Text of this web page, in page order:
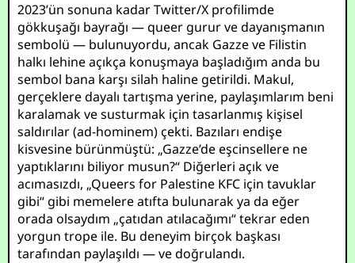
2023’ün sonuna kadar Twitter/X profilimde
gökkuşağı bayrağı — queer gurur ve dayanışmanın
sembolü — bulunuyordu, ancak Gazze ve Filistin
halkı lehine açıkça konuşmaya başladığım anda bu
sembol bana karşı silah haline getirildi. Makul,
gerçeklere dayalı tartışma yerine, paylaşımlarım beni
karalamak ve susturmak için tasarlanmış kişisel
saldırılar (ad-hominem) çekti. Bazıları endişe
kisvesine bürünmüştü: „Gazze’de eşcinsellere ne
yaptıklarını biliyor musun?“ Diğerleri açık ve
acımasızdı, „Queers for Palestine KFC için tavuklar
gibi“ gibi memelere atıfta bulunarak ya da eğer
orada olsaydım „çatıdan atılacağımı“ tekrar eden
yorgun trope ile. Bu deneyim birçok başkası
tarafından paylaşıldı — ve doğrulandı.